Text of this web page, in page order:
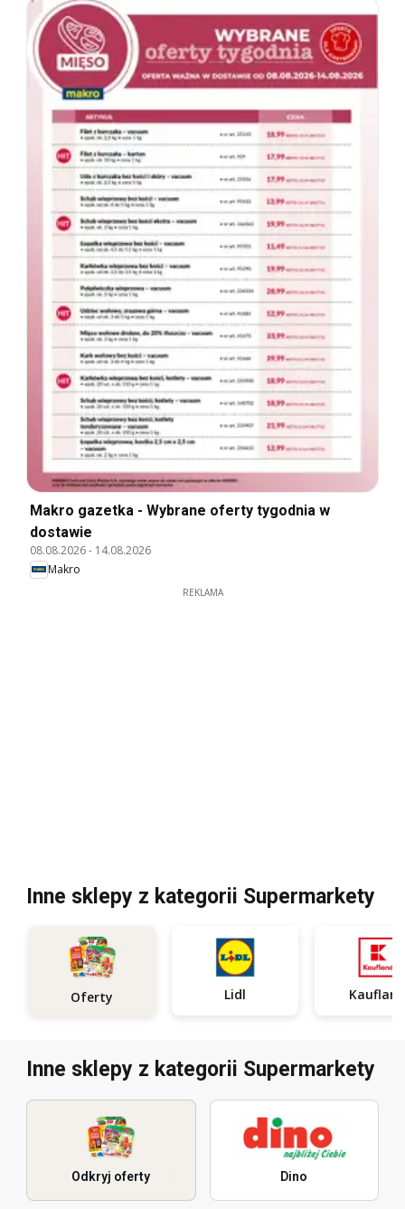
Makro gazetka - Wybrane oferty tygodnia w
dostawie
08.08.2026- 14.08.2026
Makro
REKLAMA
Inne sklepy z kategorii Supermarkety
Oferty Lidl
Inne sklepy z kategorii Supermarkety
Odkryj oferty Dino